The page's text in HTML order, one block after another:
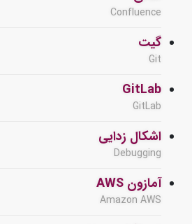
Confluence
گیت
Git
GitLab
GitLab
اشکال زدایی
Debugging
آمازون AWS
Amazon AWS